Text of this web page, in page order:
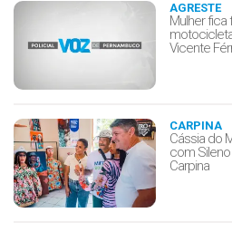
AGRESTE
Mulher
Vicente
CARPINA
Cássia do
com
Carpina